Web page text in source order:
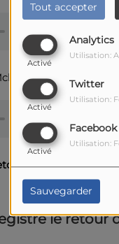
Tout accepter
Analytics
Activé
Utilisation:
Twitter
Activé
Utilisation:
Facebook
Activé
Utilisation:
Sauvegarder
ont aussi
de Vincent Farré,
le retour